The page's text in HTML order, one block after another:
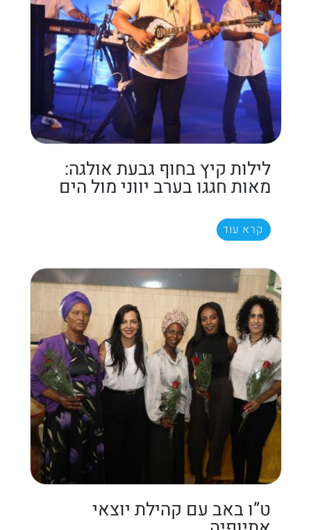
לילות קיץ בחוף גבעת אולגה:
מאות חגגו בערב יווני מול הים
קרא עוד
ט”ו באב עם קהילת יוצאי